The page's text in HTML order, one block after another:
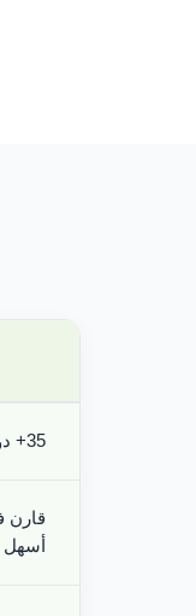
35+ دولة لديها برامج تأشيرات عمل متاحة للتأهيل المسبق
قارن